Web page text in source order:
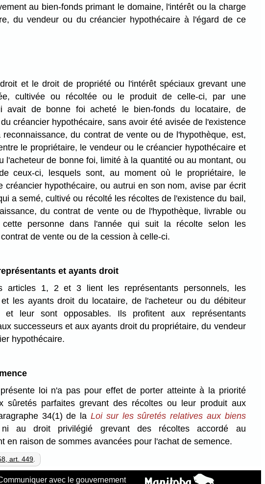
au bien-fonds primant le domaine, l'intérêt ou la charge
du vendeur ou du créancier hypothécaire à l'égard de ce
et le droit de propriété ou l'intérêt spéciaux grevant une
cultivée ou récoltée ou le produit de celle-ci, par une
avait de bonne foi acheté le bien-fonds du locataire, de
du créancier hypothécaire, sans avoir été avisée de l'existence
du contrat de vente ou de l'hypothèque, est,
le propriétaire, le vendeur ou le créancier hypothécaire et
l'acheteur de bonne foi, limité à la quantité ou au montant, ou
ceux-ci, lesquels sont, au moment où le propriétaire, le
créancier hypothécaire, ou autrui en son nom, avise par écrit
a semé, cultivé ou récolté les récoltes de l'existence du bail,
du contrat de vente ou de l'hypothèque, livrable ou
cette personne dans l'année qui suit la récolte selon les
de vente ou de la cession à celle-ci.
et ayants droit
articles 1, 2 et 3 lient les représentants personnels, les
et les ayants droit du locataire, de l'acheteur ou du débiteur
et leur sont opposables. Ils profitent aux représentants
successeurs et aux ayants droit du propriétaire, du vendeur
hypothécaire.
loi n'a pas pour effet de porter atteinte à la priorité
sûretés parfaites grevant des récoltes ou leur produit aux
34(1) de la Loi sur les sûretés relatives aux biens
au droit privilégié grevant des récoltes accordé au
en raison de sommes avancées pour l'achat de semence.
art. 449
avec le gouvernement